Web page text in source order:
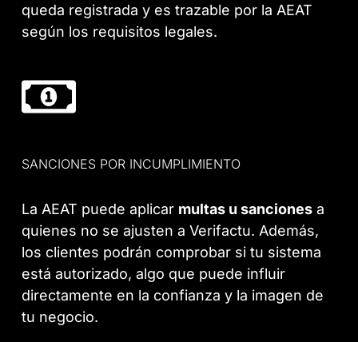
queda registrada y es trazable por la AEAT
según los requisitos legales.
SANCIONES POR INCUMPLIMIENTO
La AEAT puede aplicar multas u sanciones a
quienes no se ajusten a Verifactu. Además,
los clientes podrán comprobar si tu sistema
está autorizado, algo que puede influir
directamente en la confianza y la imagen de
tu negocio.